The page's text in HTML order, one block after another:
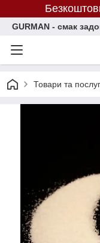
GURMAN - смак
Товари та